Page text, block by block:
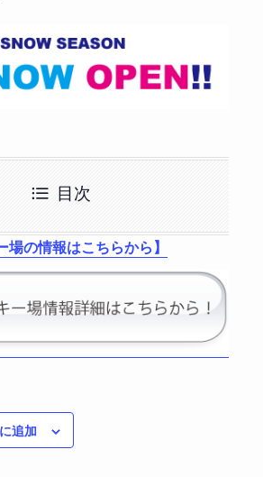
目次
場の情報はこちらから】
追加